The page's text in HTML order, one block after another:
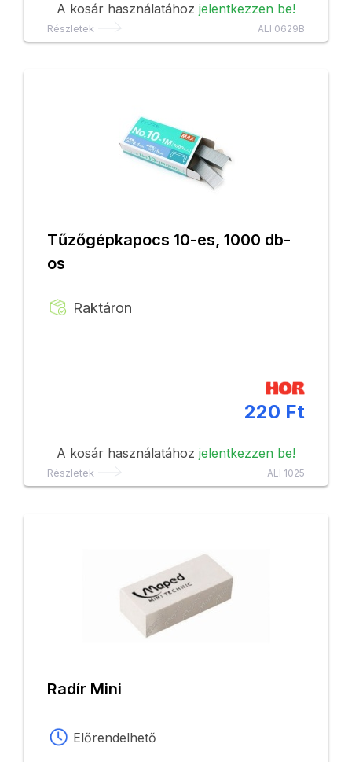
A kosár használatához jelentkezzen be!
Részletek ALI 0629B
Tűzőgépkapocs 10-es, 1000 db-
os
Raktáron
220 Ft
A kosár használatához jelentkezzen be!
Részletek ALI 1025
Radír Mini
Előrendelhető